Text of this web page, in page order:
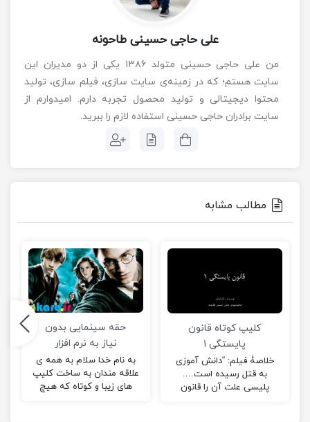
علی حاجی حسینی طاحونه
من علی حاجی حسینی متولد ۱۳۸۶ یکی از دو مدیران این
سایت هستم؛ که در زمینه‌ی سایت سازی، فیلم سازی، تولید
محتوا دیجیتالی و تولید محصول تجربه دارم. امیدوارم از
سایت برادران حاجی حسینی استفاده لازم را ببرید.
مطالب مشابه
کلیپ کوتاه قانون
پایستگی ۱
خلاصۀ فیلم: “دانش آموزی
به قتل رسیده است….
پلیسی علت آن را قانون
حقه سینمایی بدون
نیاز به نرم افزار
به نام خدا سلام به همه ی
علاقه مندان به ساخت کلیپ
های زیبا و کوتاه که هیچ